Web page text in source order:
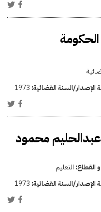
الحكومة
الإصدار/السنة القضائية: 1973
محمود
القطاع: التعليم
الإصدار/السنة القضائية: 1973